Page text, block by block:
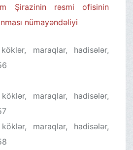
Şirazinin rəsmi ofisinin
nümayəndəliyi
maraqlar, hadisələr,
maraqlar, hadisələr,
maraqlar, hadisələr,